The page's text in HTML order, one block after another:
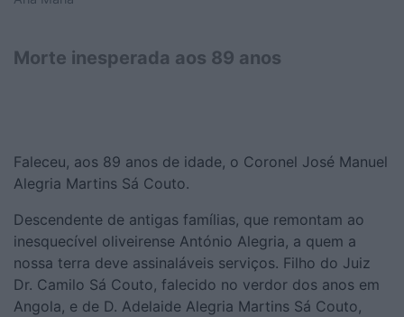
Morte inesperada aos 89 anos
Faleceu, aos 89 anos de idade, o Coronel José Manuel
Alegria Martins Sá Couto.
Descendente de antigas famílias, que remontam ao
inesquecível oliveirense António Alegria, a quem a
nossa terra deve assinaláveis serviços. Filho do Juiz
Dr. Camilo Sá Couto, falecido no verdor dos anos em
Angola, e de D. Adelaide Alegria Martins Sá Couto,